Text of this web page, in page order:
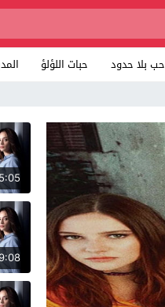
حب بلا حدود حبات اللؤلؤ